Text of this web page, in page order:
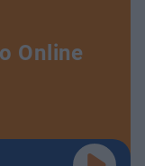
Online